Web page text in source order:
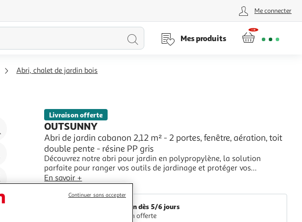
Me connecter
Lancer
Mes produits
Abri, chalet de jardin bois
Agrandir
l'illustration
l'illustration
à
100
%
Partager
le
produit
Livraison offerte
OUTSUNNY
Abri de jardin cabanon 2,12 m² - 2 portes, fenêtre, aération, toit
double pente - résine PP gris
Découvrez notre abri pour jardin en polypropylène, la solution
parfaite pour ranger vos outils de jardinage et protéger vos
équipements. Avec son toit double pentes évitant les fuites, sa fenêtre
pour plus de luminosité et sa grille d'aération pour une circulation
d'air optimale, cet abri allie fonc
En savoir +
Livraison dès 5/6 jours
Livraison offerte
Continuer sans accepter